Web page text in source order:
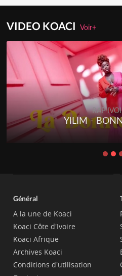
VIDEO KOACIVoir+
RAP
YILIM -
Général
A la une de Koaci
Koaci Côte d'Ivoire
Koaci Afrique
Archives Koaci
Conditions d'utilisation